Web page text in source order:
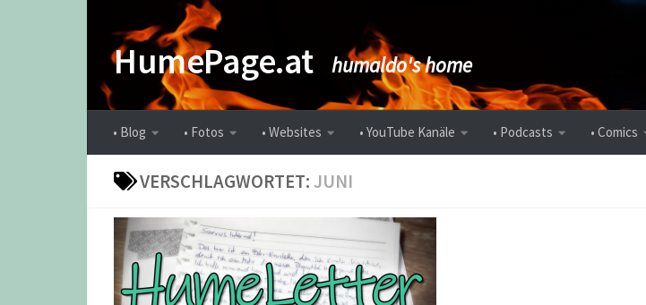
Zum Inhalt springen
HumePage.at humaldo's home
• Blog • Fotos • Websites • YouTube Kanäle • Podcasts • Comics
VERSCHLAGWORTET:JUNI